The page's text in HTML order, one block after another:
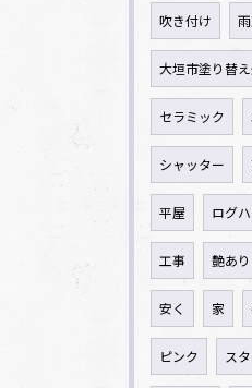
吹き付け
大垣市塗り替
セラミック
シャッター
平屋 ログ
工事 艶あり
安く 家
ピンク ス